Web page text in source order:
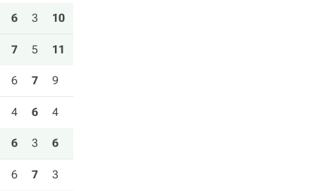
6 3 10
7 5 11
6 7 9
4 6 4
6 3 6
6 7 3